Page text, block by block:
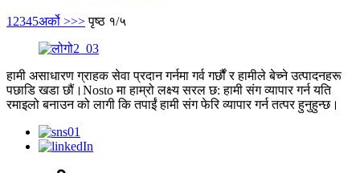
1 2345अर्को >>> पृष्ठ १/५
हामी असाधारण ग्राहक सेवा प्रदान गर्नमा गर्व गर्छौं र हामीले बेच्ने उत्पादनहरू
पछाडि खडा छौं।Nosto मा हाम्रो लक्ष्य सरल छ: हामी संग व्यापार गर्न यति
रमाइलो बनाउन को लागी कि तपाईं हामी संग फेरि व्यापार गर्न तत्पर हुनुहुन्छ।